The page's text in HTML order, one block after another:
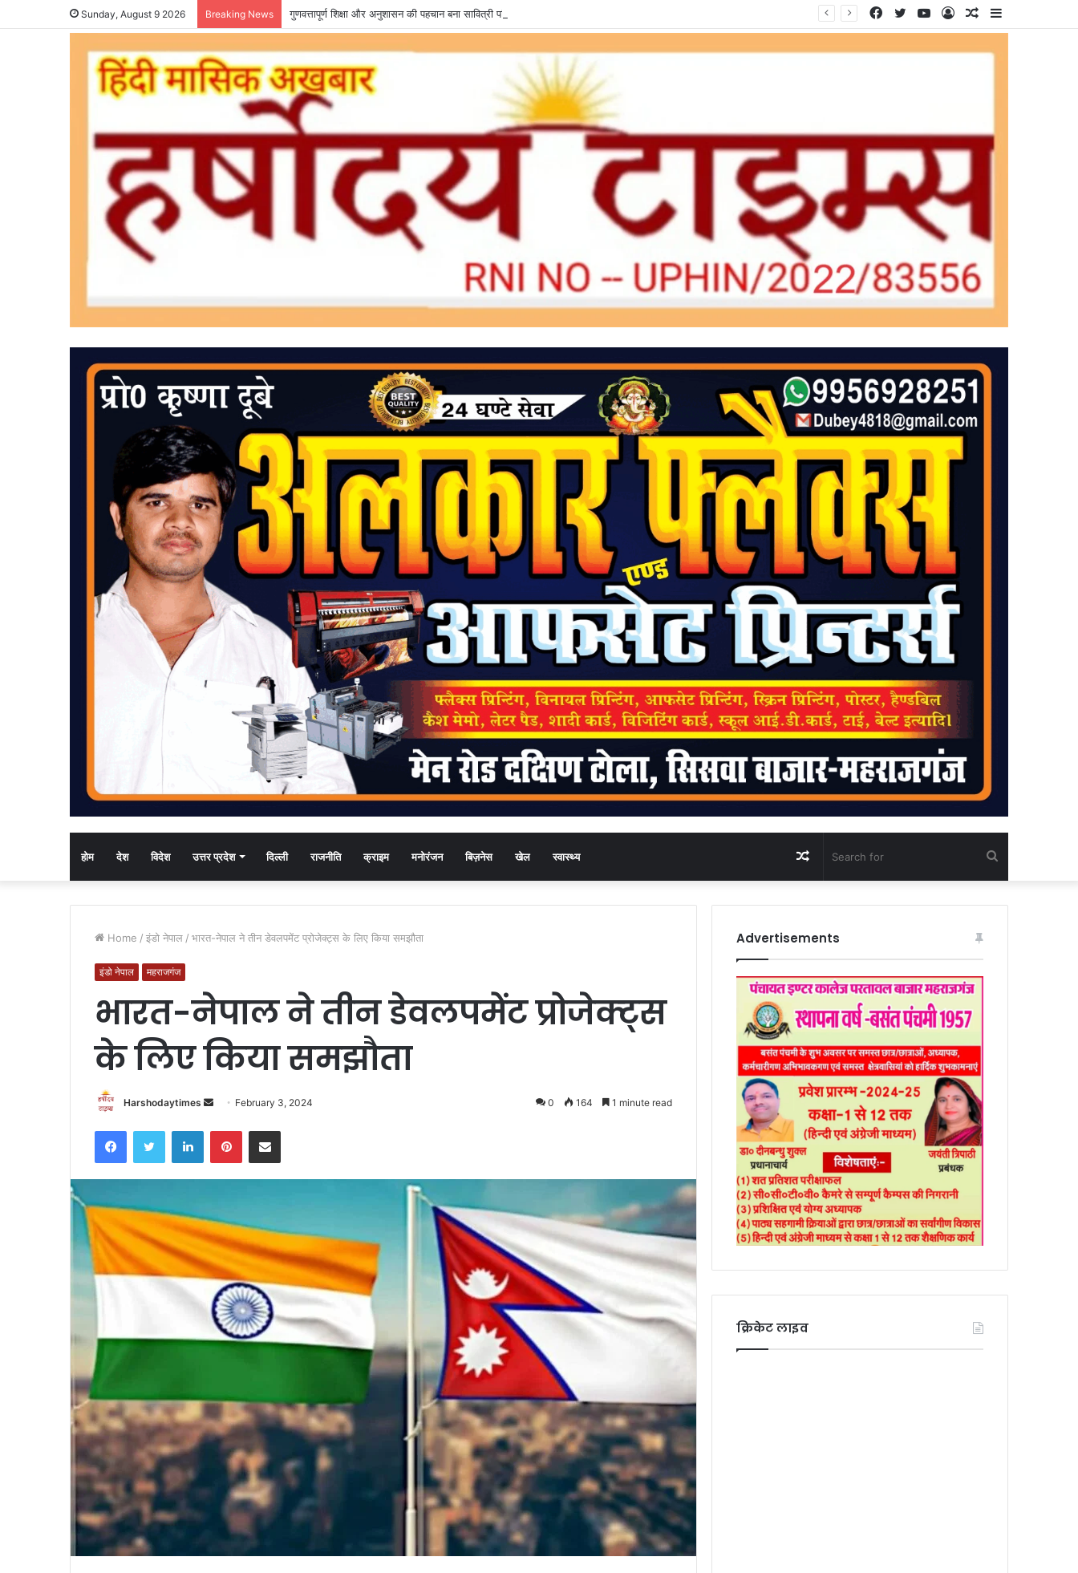
Sunday, August 9 2026 Breaking News गुणवत्तापूर्ण शिक्षा और अनुशासन की पहचान बना सावित्री पब्लिक स्कूल Sidebar
Random
Log
YouTube
Twitter
Facebook
होम देश विदेश उत्तर प्रदेश दिल्ली राजनीति क्राइम मनोरंजन बिज़नेस खेल स्वास्थ्य
for
Random
Article
Home / इंडो नेपाल / भारत-नेपाल ने तीन डेवलपमेंट प्रोजेक्ट्स के लिए किया समझौता
इंडो नेपाल महराजगंज
भारत-नेपाल ने तीन डेवलपमेंट प्रोजेक्ट्स
के लिए किया समझौता
Harshodaytimes
Send
email
February 3, 2024 0 164 1 minute read
FacebookTwitter LinkedInPinterestShare via Email
Advertisements
क्रिकेट लाइव